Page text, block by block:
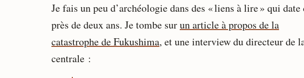
Je fais un peu d’archéologie dans des « liens à lire » qui date
près de deux ans. Je tombe surun article à propos de la
catastrophe de Fukushima, et une interview du directeur de
centrale :